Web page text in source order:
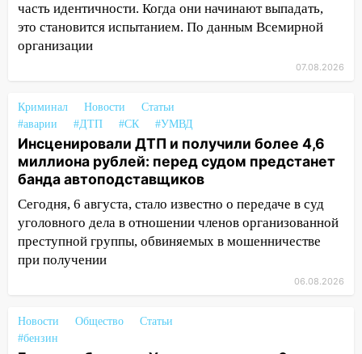
10:26 На нескольких улицах Ульяновска
временно отключили холодную воду
В Ульяновске двоих участников
отправили в колонию на 7 и 8 лет
09:52
Ночью беспилотники сбили над
соседними Татарстаном и Саратовской
областью
09:41
Диана Шурыгина уверовала в
Бога в СИЗО
09:35 В Ульяновске директора фирмы
будут судить за неуплату налогов на 48
велосипедистку: пострадали двое
часть идентичности. Когда они начинают выпадать,
это становится испытанием. По данным Всемирной
организации
07.08.2026
Криминал Новости
Статьи
#аварии
#ДТП #СК #УМВД
Инсценировали ДТП и получили более 4,6
миллиона рублей: перед судом предстанет
банда автоподставщиков
Сегодня, 6 августа, стало известно о передаче в суд
уголовного дела в отношении членов организованной
преступной группы, обвиняемых в мошенничестве
при получении
06.08.2026
Новости Общество
Статьи
#бензин